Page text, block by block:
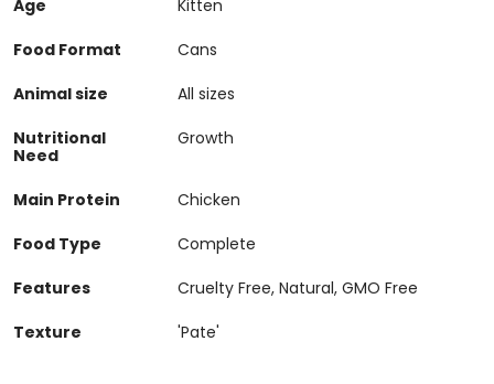
Age
Kitten
Food Format
Cans
Animal size
All sizes
Nutritional
Need
Growth
Main Protein
Chicken
Food Type
Complete
Features
Cruelty Free, Natural, GMO Free
Texture
'Pate'